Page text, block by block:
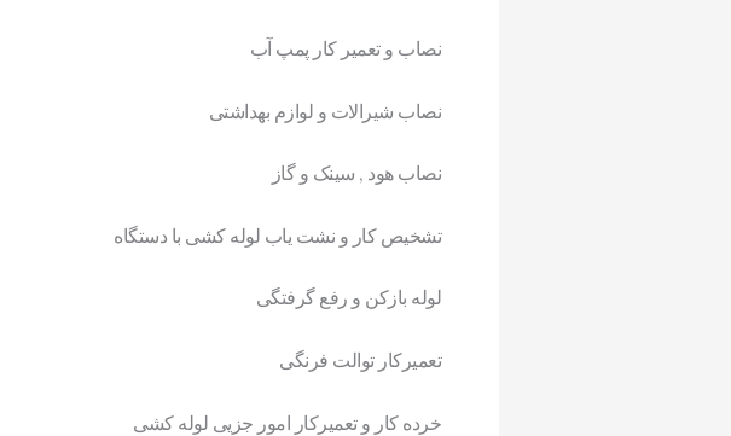
نصاب و تعمیر کار پمپ آب
نصاب شیرالات و لوازم بهداشتی
نصاب هود , سینک و گاز
تشخیص کار و نشت یاب لوله کشی با دستگاه
لوله بازکن و رفع گرفتگی
تعمیرکار توالت فرنگی
خرده کار و تعمیرکار امور جزیی لوله کشی